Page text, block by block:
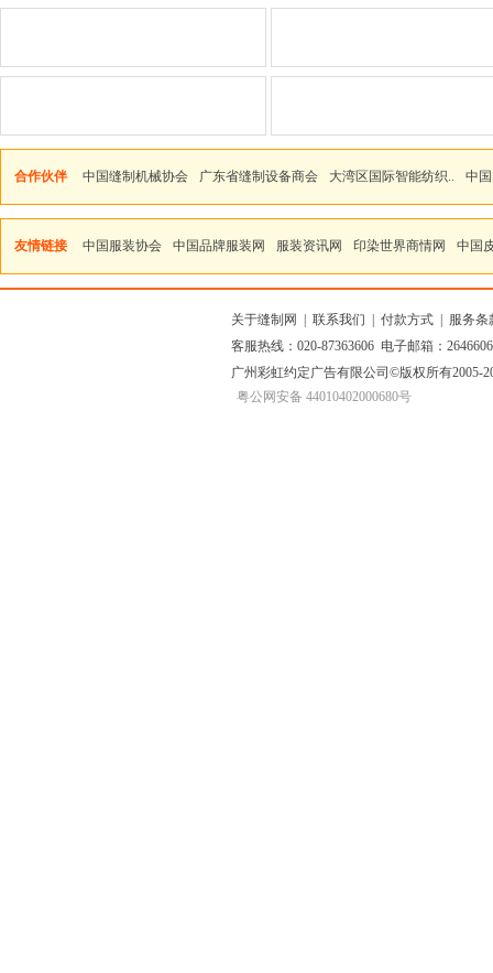
合作伙伴 中国缝制机械协会 广东省缝制设备商会 大湾区国际智能纺织.. 中
友情链接 中国服装协会 中国品牌服装网 服装资讯网 印染世界商情网 中国
关于缝制网 联系我们 付款方式
服务条
客服热线：020-87363606 电子邮箱：
广州彩虹约定广告有限公司 ©版权所有2005-
粤公网安备 44010402000680号